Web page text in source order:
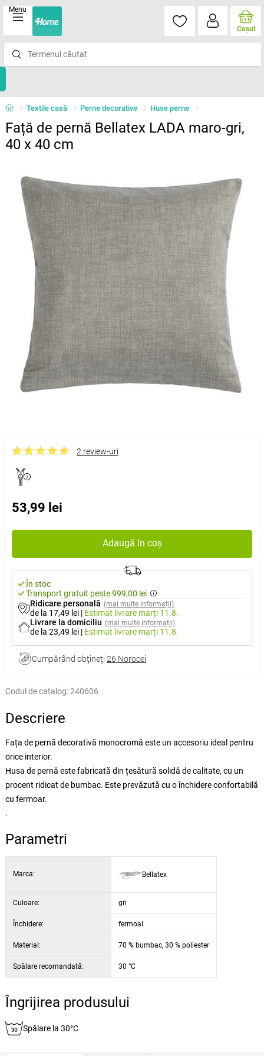
Menu
Coşul
Textile casă Perne decorative Huse perne
Față de pernă Bellatex LADA maro-gri,
40 x 40 cm
2 review-uri
53,99 lei
Adaugă în coș
În stoc
Transport gratuit peste 999,00 lei
Ridicare personală (mai multe informații)
de la 17,49 lei | Estimat livrare marți 11.8.
Livrare la domiciliu (mai multe informații)
de la 23,49 lei | Estimat livrare marți 11.8.
Cumpărând obţineţi 26 Norocei
Codul de catalog:240606
Descriere
Fața de pernă decorativă monocromă este un accesoriu ideal pentru
orice interior.
Husa de pernă este fabricată din țesătură solidă de calitate, cu un
procent ridicat de bumbac. Este prevăzută cu o închidere confortabilă
cu fermoar.
.
Parametri
Marca: Bellatex
Culoare: gri
Închidere: fermoal
Material: 70 % bumbac, 30 % poliester
Spălare recomandată: 30 °C
Îngrijirea produsului
Spălare la 30°C